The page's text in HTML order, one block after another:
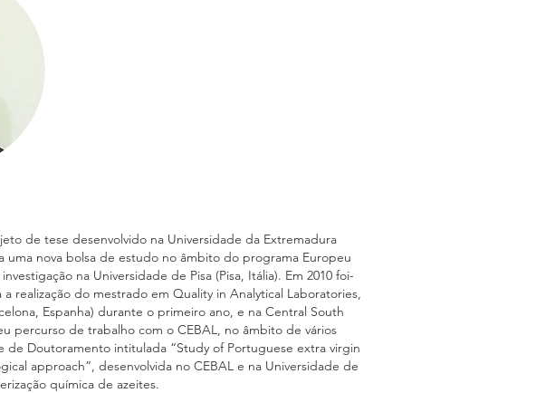
de tese desenvolvido na Universidade da Extremadura
uma nova bolsa de estudo no âmbito do programa Europeu
na Universidade de Pisa (Pisa, Itália). Em 2010 foi-
realização do mestrado em Quality in Analytical Laboratories,
Espanha) durante o primeiro ano, e na Central South
percurso de trabalho com o CEBAL, no âmbito de vários
Doutoramento intitulada “Study of Portuguese extra virgin
approach”, desenvolvida no CEBAL e na Universidade de
química de azeites.